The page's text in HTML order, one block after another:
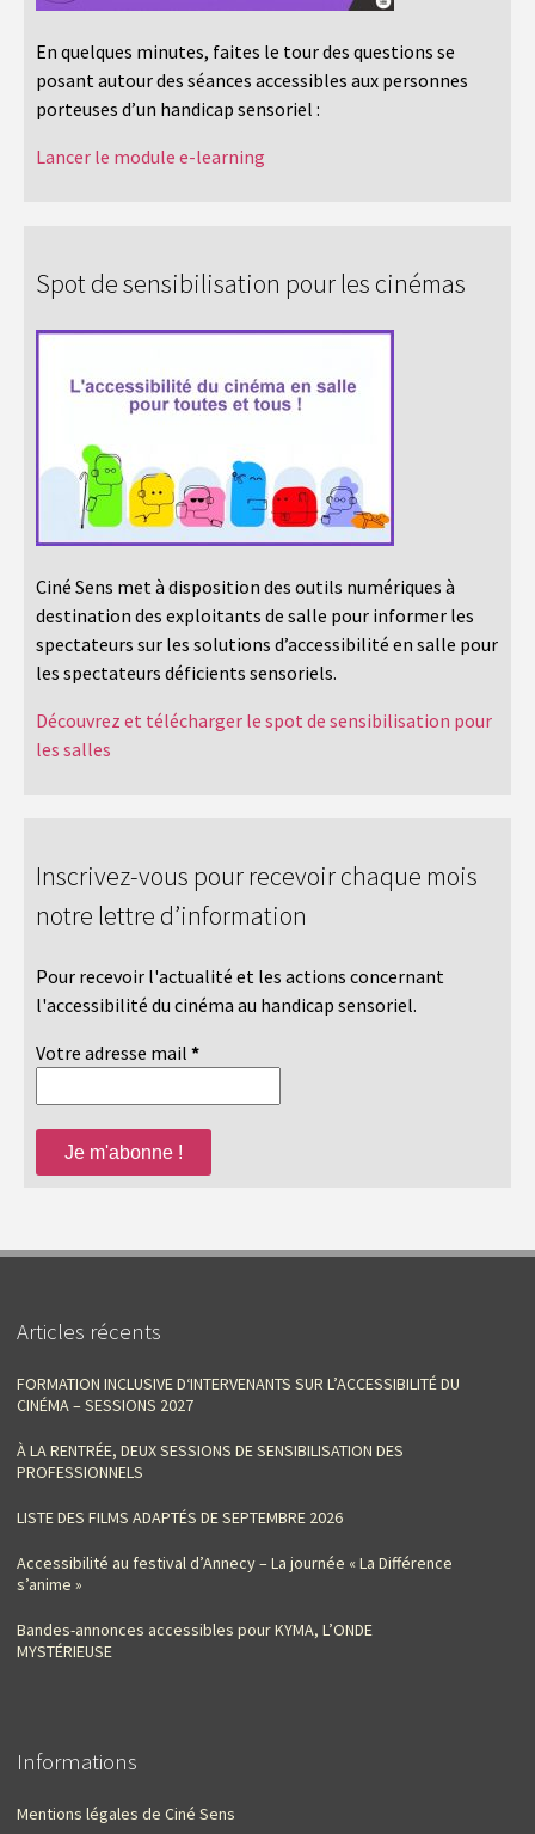
En quelques minutes, faites le tour des questions se
posant autour des séances accessibles aux personnes
porteuses d’un handicap sensoriel :
Lancer le module e-learning
Spot de sensibilisation pour les cinémas
Ciné Sens met à disposition des outils numériques à
destination des exploitants de salle pour informer les
spectateurs sur les solutions d’accessibilité en salle pour
les spectateurs déficients sensoriels.
Découvrez et télécharger le spot de sensibilisation pour
les salles
Inscrivez-vous pour recevoir chaque mois
notre lettre d’information
Pour recevoir l'actualité et les actions concernant
l'accessibilité du cinéma au handicap sensoriel.
Votre adresse mail *
Articles récents
FORMATION INCLUSIVE D‘INTERVENANTS SUR L’ACCESSIBILITÉ DU
CINÉMA – SESSIONS 2027
À LA RENTRÉE, DEUX SESSIONS DE SENSIBILISATION DES
PROFESSIONNELS
LISTE DES FILMS ADAPTÉS DE SEPTEMBRE 2026
Accessibilité au festival d’Annecy – La journée « La Différence
s’anime »
Bandes-annonces accessibles pour KYMA, L’ONDE
MYSTÉRIEUSE
Informations
Mentions légales de Ciné Sens